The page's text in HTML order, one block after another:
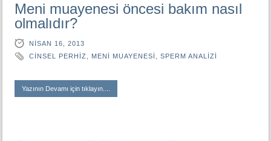
Meni muayenesi öncesi bakım nasıl
olmalıdır?
NISAN 16, 2013
CINSEL PERHIZ
MENI MUAYENESI SPERM ANALIZI
Yazının Devamı için tıklayın....